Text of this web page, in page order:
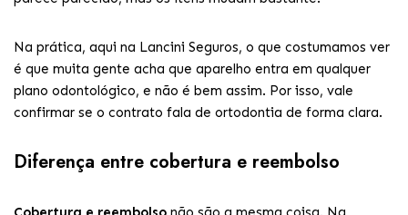
Na prática, aqui na Lancini Seguros, o que costumamos ver
é que muita gente acha que aparelho entra em qualquer
plano odontológico, e não é bem assim. Por isso, vale
confirmar se o contrato fala de ortodontia de forma clara.
Diferença entre cobertura e reembolso